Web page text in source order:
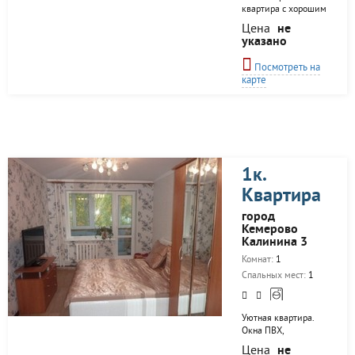
квартира с хорошим
ремонтом.
Просторная комната,
большой
функциональный
шкаф, односпальная
и двуспальная
и столовые приборы.
Также в квартире
есть фен, утюг с
гладильной доской
и сушилка для
белья, стиральная
Рядом
располагается сквер.
Предоставляем
Цена не
указано
Посмотреть на
карте
1к.
Квартира
город
Кемерово
Калинина 3
Комнат: 1
Спальных мест: 1
Уютная квартира.
Окна ПВХ,
застекленный
Цена не